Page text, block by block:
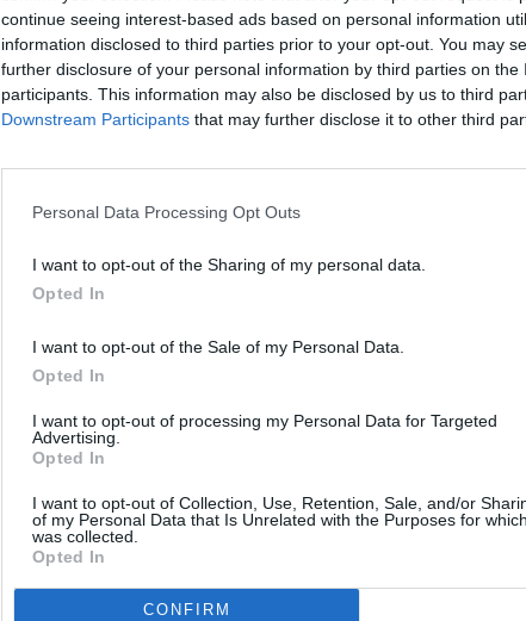
continue seeing interest-based ads based on personal information
information disclosed to third parties prior to your opt-out. You may
further disclosure of your personal information by third parties on the
participants. This information may also be disclosed by us to third
Downstream Participants that may further disclose it to other third
Personal Data Processing Opt Outs
I want to opt-out of the Sharing of my personal data.
Opted In
I want to opt-out of the Sale of my Personal Data.
Opted In
I want to opt-out of processing my Personal Data for Targeted
Advertising.
Opted In
I want to opt-out of Collection, Use, Retention, Sale, and/or
of my Personal Data that Is Unrelated with the Purposes for
was collected.
Opted In
CONFIRM
Šķirstīt